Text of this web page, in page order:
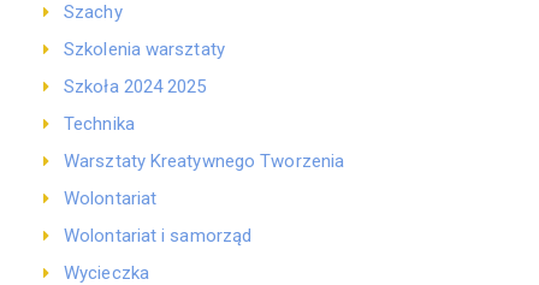
Szachy
Szkolenia warsztaty
Szkoła 2024 2025
Technika
Warsztaty Kreatywnego Tworzenia
Wolontariat
Wolontariat i samorząd
Wycieczka